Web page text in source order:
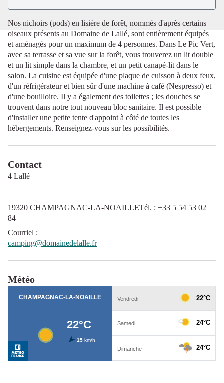
Nos nichoirs (pods) en lisière de forêt, nommés d'après certains
oiseaux présents au Domaine de Lallé, sont entièrement équipés
et aménagés pour un maximum de 4 personnes. Dans Le Pic Vert,
avec sa terrasse et sa vue sur la forêt, vous trouverez un lit double
et un lit simple dans la chambre, et un petit canapé-lit dans le
salon. La cuisine est équipée d'une plaque de cuisson à deux feux,
d'un réfrigérateur et bien sûr d'une machine à café (Nespresso) et
d'une bouilloire. Il y a également des toilettes ; les douches se
trouvent dans notre tout nouveau bloc sanitaire. Il est possible
d'installer une petite tente d'appoint à côté de toutes les
hébergements. Renseignez-vous sur les possibilités.
Contact
4 Lallé
19320 CHAMPAGNAC-LA-NOAILLETél. : +33 5 54 53 02
84
Courriel :
camping@domainedelalle.fr
Météo